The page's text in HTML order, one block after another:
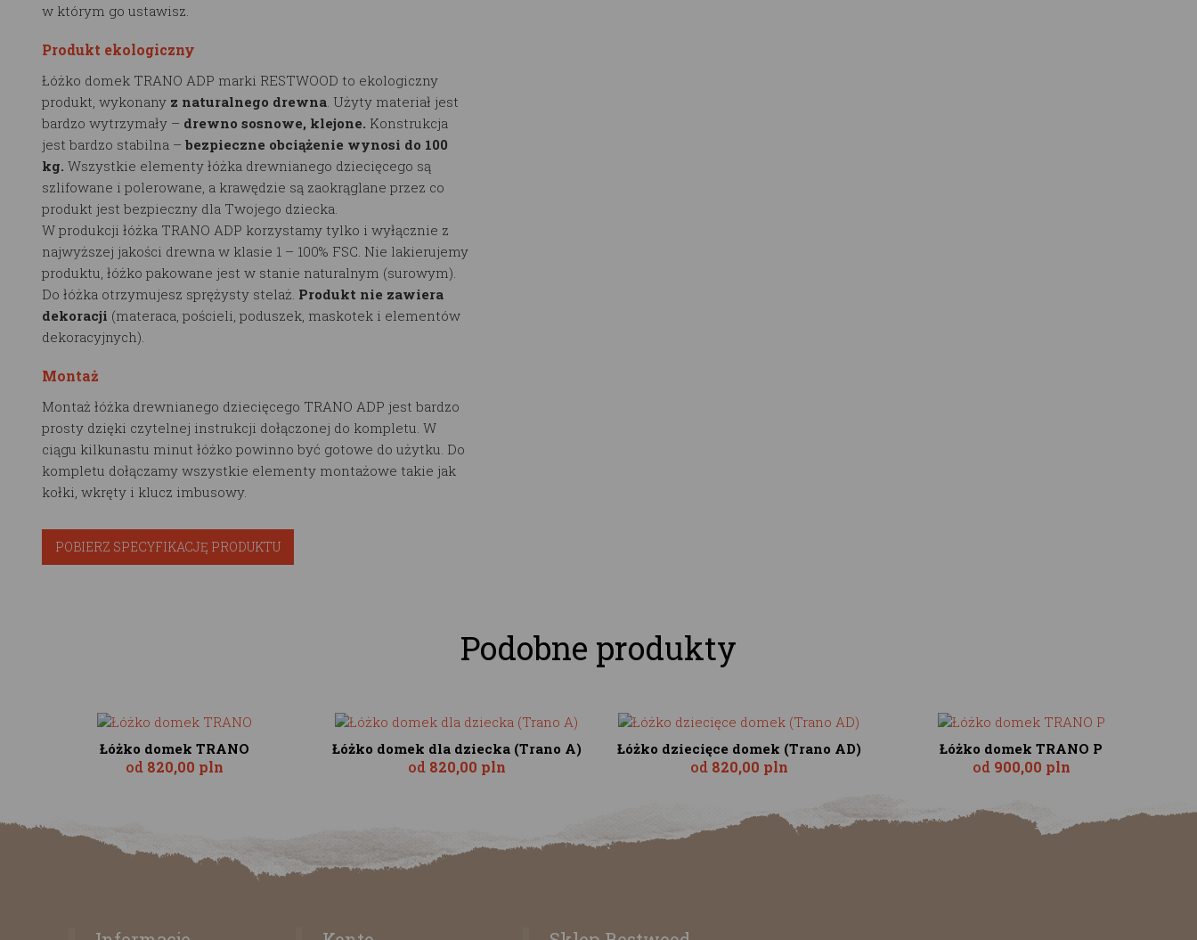
w którym go ustawisz.
Produkt ekologiczny
Łóżko domek TRANO ADP marki RESTWOOD to ekologiczny
produkt, wykonany z naturalnego drewna . Użyty materiał jest
bardzo wytrzymały – drewno sosnowe, klejone. Konstrukcja
jest bardzo stabilna – bezpieczne obciążenie wynosi do 100
kg. Wszystkie elementy łóżka drewnianego dziecięcego są
szlifowane i polerowane, a krawędzie są zaokrąglane przez co
produkt jest bezpieczny dla Twojego dziecka.
W produkcji łóżka TRANO ADP korzystamy tylko i wyłącznie z
najwyższej jakości drewna w klasie 1 – 100% FSC. Nie lakierujemy
produktu, łóżko pakowane jest w stanie naturalnym (surowym).
Do łóżka otrzymujesz sprężysty stelaż. Produkt nie zawiera
dekoracji (materaca, pościeli, poduszek, maskotek i elementów
dekoracyjnych).
Montaż
Montaż łóżka drewnianego dziecięcego TRANO ADP jest bardzo
prosty dzięki czytelnej instrukcji dołączonej do kompletu. W
ciągu kilkunastu minut łóżko powinno być gotowe do użytku. Do
kompletu dołączamy wszystkie elementy montażowe takie jak
kołki, wkręty i klucz imbusowy.
POBIERZ SPECYFIKACJĘ PRODUKTU
Podobne produkty
Łóżko domek TRANO
od 820,00 pln
Łóżko domek dla dziecka (Trano A)
od 820,00 pln
Łóżko dziecięce domek (Trano AD)
od 820,00 pln
Łóżko domek TRANO P
od 900,00 pln